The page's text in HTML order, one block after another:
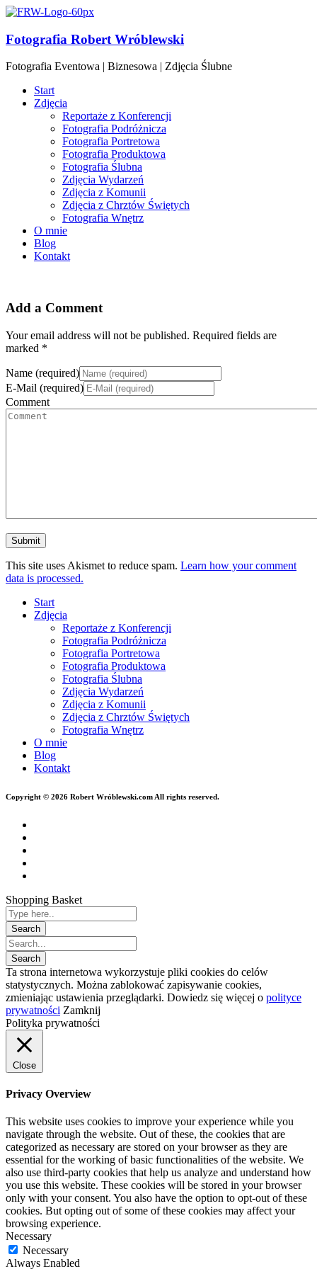
Fotografia Robert Wróblewski
Fotografia Eventowa | Biznesowa | Zdjęcia Ślubne
Start
Zdjęcia
Reportaże z Konferencji
Fotografia Podróżnicza
Fotografia Portretowa
Fotografia Produktowa
Fotografia Ślubna
Zdjęcia Wydarzeń
Zdjęcia z Komunii
Zdjęcia z Chrztów Świętych
Fotografia Wnętrz
O mnie
Blog
Kontakt
Add a Comment
Your email address will not be published. Required fields are
marked *
Name (required)
E-Mail (required)
Comment
This site uses Akismet to reduce spam. Learn how your comment
data is processed.
Start
Zdjęcia
Reportaże z Konferencji
Fotografia Podróżnicza
Fotografia Portretowa
Fotografia Produktowa
Fotografia Ślubna
Zdjęcia Wydarzeń
Zdjęcia z Komunii
Zdjęcia z Chrztów Świętych
Fotografia Wnętrz
O mnie
Blog
Kontakt
Copyright © 2026 Robert Wróblewski.com All rights reserved.
Shopping Basket
Ta strona internetowa wykorzystuje pliki cookies do celów
statystycznych. Można zablokować zapisywanie cookies,
zmieniając ustawienia przeglądarki. Dowiedz się więcej o polityce
prywatności Zamknij
Polityka prywatności
Close
Privacy Overview
This website uses cookies to improve your experience while you
navigate through the website. Out of these, the cookies that are
categorized as necessary are stored on your browser as they are
essential for the working of basic functionalities of the website. We
also use third-party cookies that help us analyze and understand how
you use this website. These cookies will be stored in your browser
only with your consent. You also have the option to opt-out of these
cookies. But opting out of some of these cookies may affect your
browsing experience.
Necessary
Necessary
Always Enabled